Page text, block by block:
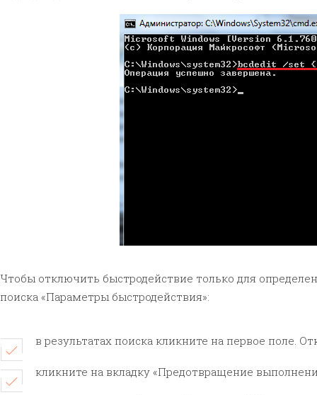
Чтобы отключить быстродействие только для
поиска «Параметры быстродействия»:
в результатах поиска кликните на первое поле.
кликните на вкладку «Предотвращение